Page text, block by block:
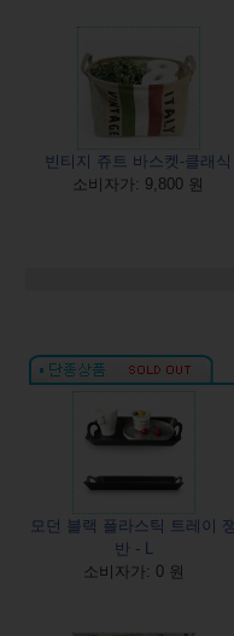
빈티지 쥬트 바스켓-클래식
소비자가: 9,800 원
모던 블랙 플라스틱 트레이 쟁
반 - L
소비자가: 0 원